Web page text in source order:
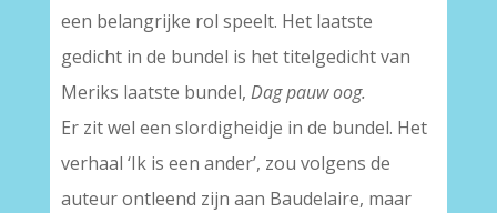
een belangrijke rol speelt. Het laatste
gedicht in de bundel is het titelgedicht van
Meriks laatste bundel, Dag pauw oog.
Er zit wel een slordigheidje in de bundel. Het
verhaal ‘Ik is een ander’, zou volgens de
auteur ontleend zijn aan Baudelaire, maar